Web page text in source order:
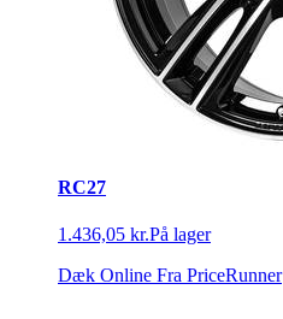
RC27
1.436,05 kr.På lager
Dæk Online Fra PriceRunner